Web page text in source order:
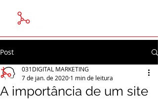
Post
A importância de um site
031DIGITAL MARKETING
7 de jan. de 2020 1 min de leitura